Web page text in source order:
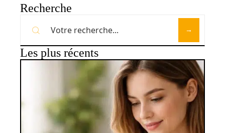
Recherche
Les plus récents